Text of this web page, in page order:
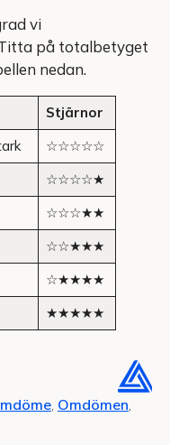
vi
på totalbetyget
nedan.
Stjärnor
☆☆☆☆☆
☆☆☆☆★
☆☆☆★★
☆☆★★★
☆★★★★
★★★★★
Omdömen